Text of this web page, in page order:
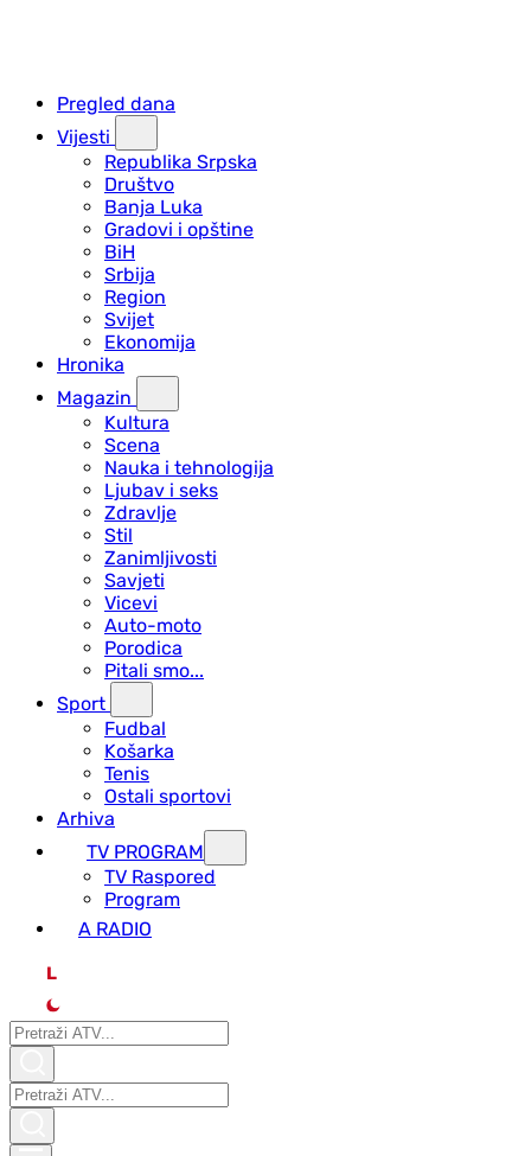
Pregled dana
Vijesti
Republika Srpska
Društvo
Banja Luka
Gradovi i opštine
BiH
Srbija
Region
Svijet
Ekonomija
Hronika
Magazin
Kultura
Scena
Nauka i tehnologija
Ljubav i seks
Zdravlje
Stil
Zanimljivosti
Savjeti
Vicevi
Auto-moto
Porodica
Pitali smo...
Sport
Fudbal
Košarka
Tenis
Ostali sportovi
Arhiva
TV PROGRAM
ТV Raspored
Program
A RADIO
L